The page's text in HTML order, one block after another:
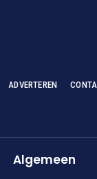
ADVERTEREN
Algemeen